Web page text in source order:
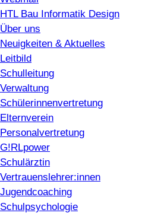
HTL Bau Informatik Design
Über uns
Neuigkeiten & Aktuelles
Leitbild
Schulleitung
Verwaltung
Schülerinnenvertretung
Elternverein
Personalvertretung
G!RLpower
Schulärztin
Vertrauenslehrer:innen
Jugendcoaching
Schulpsychologie